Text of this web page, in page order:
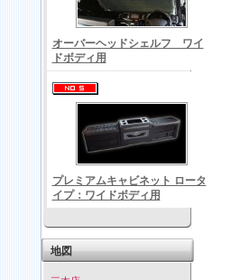
オーバーヘッドシェルフ ワイ
ドボディ用
プレミアムキャビネット ロータ
イプ：ワイドボディ用
地図